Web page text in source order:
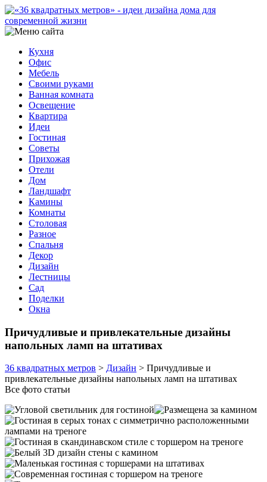
Кухня
Офис
Мебель
Своими руками
Ванная комната
Освещение
Квартира
Идеи
Гостиная
Советы
Прихожая
Отели
Дом
Ландшафт
Камины
Комнаты
Столовая
Разное
Спальня
Декор
Дизайн
Лестницы
Сад
Поделки
Окна
Причудливые и привлекательные дизайны
напольных ламп на штативах
36 квадратных метров > Дизайн > Причудливые и
привлекательные дизайны напольных ламп на штативах
Все фото статьи